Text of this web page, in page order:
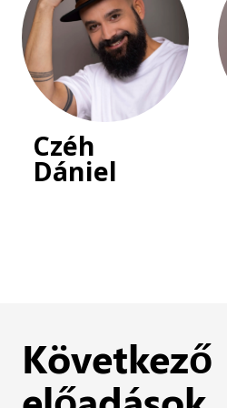
Czéh
Dániel
Következő